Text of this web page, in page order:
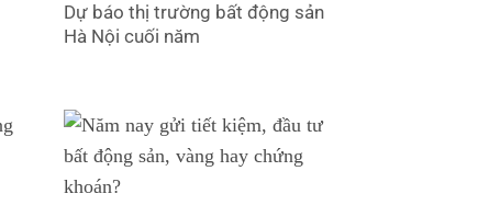
Dự báo thị trường bất động sản
Hà Nội cuối năm